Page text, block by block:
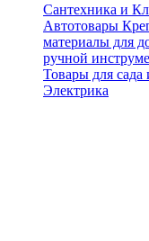
Сантехника и
Автотовары
материалы для
ручной
Товары для сада
Электрика